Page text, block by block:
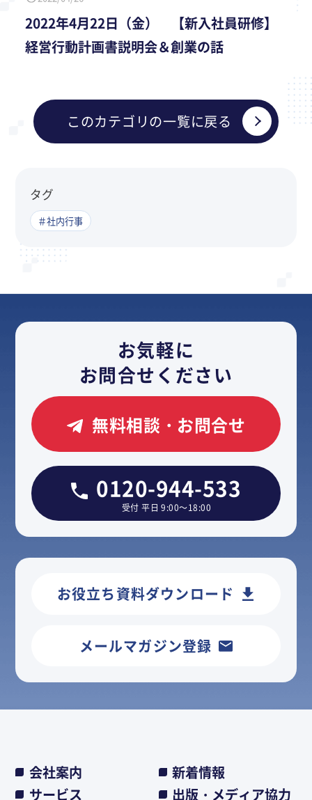
2022年4月22日（金） 【新入社員研修】
経営行動計画書説明会＆創業の話
このカテゴリの一覧に戻る
タグ
＃社内行事
お気軽に
お問合せください
無料相談・お問合せ
0120-944-533
受付 平日 9:00～18:00
お役立ち資料ダウンロード
メールマガジン登録
会社案内
新着情報
サービス
出版・メディア協力